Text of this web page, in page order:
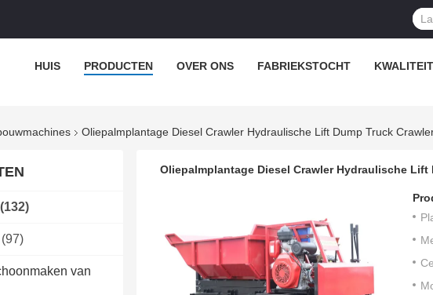
HUIS PRODUCTEN OVER ONS FABRIEKSTOCHT
Oliepalmplantage Diesel Crawler Hydraulische Lift Dump Truck
(132)
(97)
van
Oliepalmplantage Diesel Crawler Hydraulische Lift